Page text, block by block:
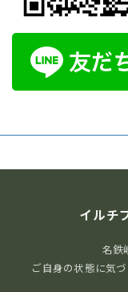
イルチ
名鉄
ご自身の状態に気